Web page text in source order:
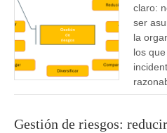
claro:
ser
la
los
Gestión de riesgos: